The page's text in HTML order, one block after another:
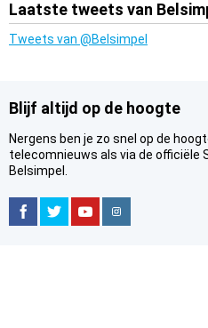
Laatste tweets van
Tweets van @Belsimpel
Blijf altijd op de hoogte
Nergens ben je zo snel op de
telecomnieuws als via de officiële
Belsimpel.